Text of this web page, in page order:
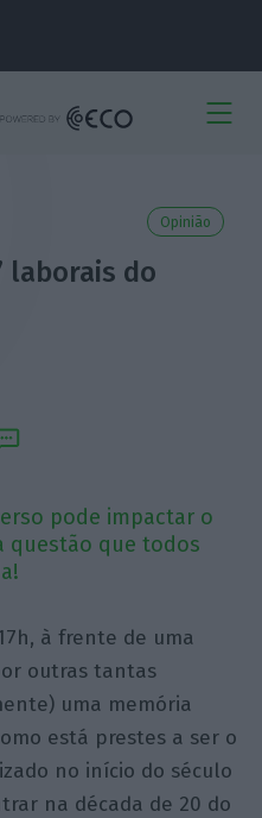
Opinião
laborais do
pode impactar o
questão que todos
à frente de uma
outras tantas
uma memória
está prestes a ser o
no início do século
na década de 20 do